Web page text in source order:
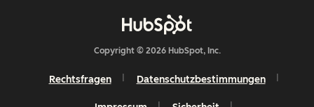
Copyright © 2026 HubSpot, Inc.
Rechtsfragen Datenschutzbestimmungen